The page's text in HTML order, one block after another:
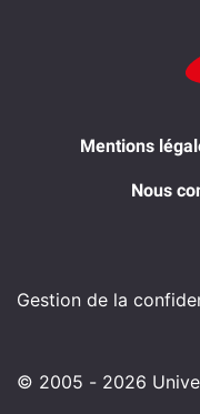
Mentions
Nous
Gestion de la
© 2005 - 2026